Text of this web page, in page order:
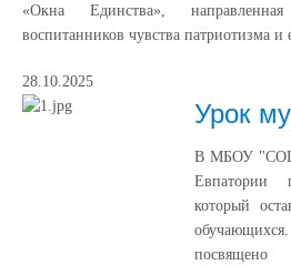
«Окна Единства»,
воспитанников чувства патриотизма и
28.10.2025
Урок
В МБОУ
Евпатории
который